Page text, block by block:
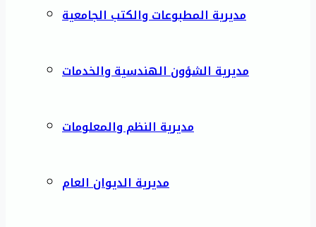
مديرية المطبوعات والكتب الجامعية
مديرية الشؤون الهندسية والخدمات
مديرية النظم والمعلومات
مديرية الديوان العام